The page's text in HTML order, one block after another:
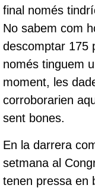
final només
No sabem com
descomptar 175
només tinguem
moment, les
corroborarien
sent bones.
En la darrera
setmana al
tenen pressa en